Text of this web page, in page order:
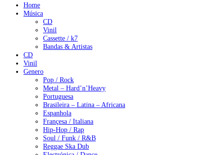
Home
Música
CD
Vinil
Cassette / k7
Bandas & Artistas
CD
Vinil
Genero
Pop / Rock
Metal – Hard’n’Heavy
Portuguesa
Brasileira – Latina – Africana
Espanhola
Françesa / Italiana
Hip-Hop / Rap
Soul / Funk / R&B
Reggae Ska Dub